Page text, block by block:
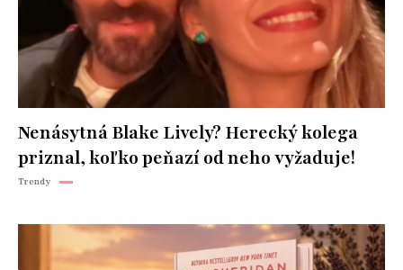
Nenásytná Blake Lively? Herecký kolega
priznal, koľko peňazí od neho vyžaduje!
Trendy